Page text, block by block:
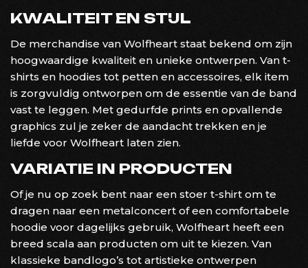
KWALITEIT EN STIJL
De merchandise van Wolfheart staat bekend om zijn
hoogwaardige kwaliteit en unieke ontwerpen. Van t-
shirts en hoodies tot petten en accessoires, elk item
is zorgvuldig ontworpen om de essentie van de band
vast te leggen. Met gedurfde prints en opvallende
graphics zul je zeker de aandacht trekken en je
liefde voor Wolfheart laten zien.
VARIATIE IN PRODUCTEN
Of je nu op zoek bent naar een stoer t-shirt om te
dragen naar een metalconcert of een comfortabele
hoodie voor dagelijks gebruik, Wolfheart heeft een
breed scala aan producten om uit te kiezen. Van
klassieke bandlogo’s tot artistieke ontwerpen